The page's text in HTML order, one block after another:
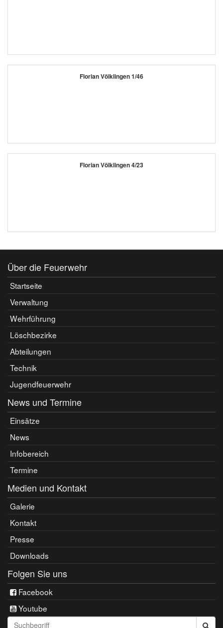
Florian Völklingen 1/46
Florian Völklingen 4/23
Über die Feuerwehr
Startseite
Verwaltung
Wehrführung
Löschbezirke
Abteilungen
Technik
Jugendfeuerwehr
News und Termine
Einsätze
News
Infobereich
Termine
Medien und Kontakt
Galerie
Kontakt
Presse
Downloads
Folgen Sie uns
Facebook
Youtube
Seite